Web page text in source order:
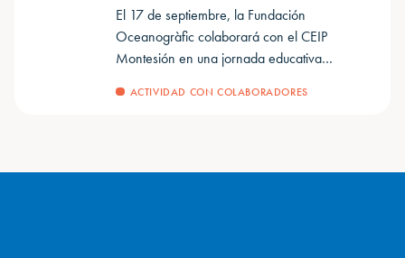
El 17 de septiembre, la Fundación
Oceanogràfic colaborará con el CEIP
Montesión en una jornada educativa…
ACTIVIDAD CON COLABORADORES